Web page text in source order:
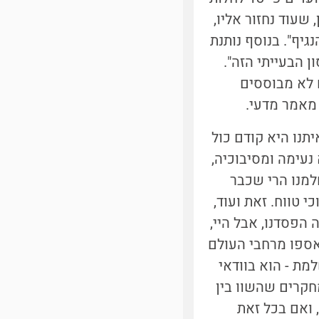
שעוד נחזור אליו,
בנוסף נותנת
הבעייתי הזה".
לא מבוססים
מאמר מדעי.
היא קודם כול
ומסיבוכיה,
הרי שכבר
טווח. זאת ועוד,
אבל היי,
מרחבי העולם
- הוא בוודאי
שהשוו בין
ואם בכל זאת